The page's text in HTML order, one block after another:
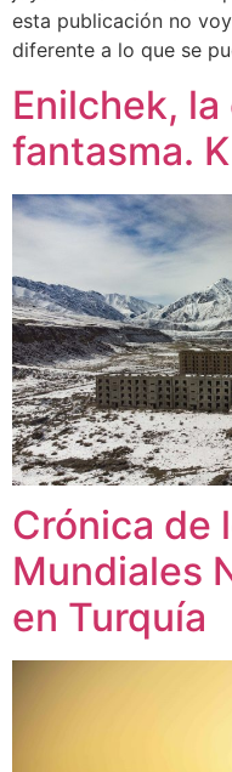
esta publicación no
diferente a lo que se
Enilchek,
fantasma.
Crónica de
Mundiales
en Turquía